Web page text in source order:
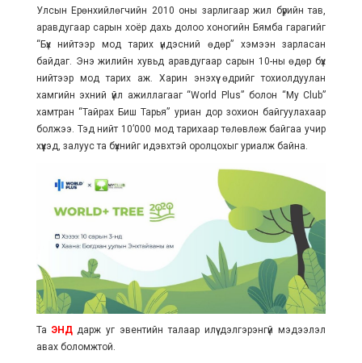
Улсын Ерөнхийлөгчийн 2010 оны зарлигаар жил бүрийн тав,
аравдугаар сарын хоёр дахь долоо хоногийн Бямба гарагийг
“Бүх нийтээр мод тарих үндэсний өдөр” хэмээн зарласан
байдаг. Энэ жилийн хувьд аравдугаар сарын 10-ны өдөр бүх
нийтээр мод тарих аж. Харин энэхүү өдрийг тохиолдуулан
хамгийн эхний үйл ажиллагааг “World Plus” болон “My Club”
хамтран “Тайрах Биш Тарья” уриан дор зохион байгуулахаар
болжээ. Тэд нийт 10’000 мод тарихаар төлөвлөж байгаа учир
хүүхэд, залуус та бүхнийг идэвхтэй оролцохыг уриалж байна.
Та ЭНДдарж уг эвентийн талаар илүү дэлгэрэнгүй мэдээлэл
авах боломжтой.